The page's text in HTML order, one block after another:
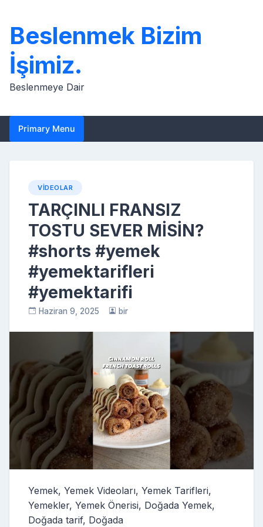
content
Beslenmek Bizim
İşimiz.
Beslenmeye Dair
Primary Menu
VIDEOLAR
TARÇINLI FRANSIZ
TOSTU SEVER MİSİN?
#shorts #yemek
#yemektarifleri
#yemektarifi
Haziran 9, 2025 bir
Yemek, Yemek Videoları, Yemek Tarifleri,
Yemekler, Yemek Önerisi, Doğada Yemek,
Doğada tarif, Doğada